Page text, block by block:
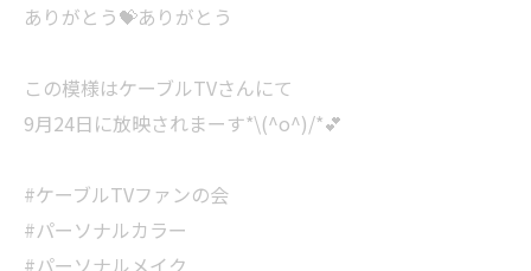
ありがとう💝ありがとう
この模様はケーブルTVさんにて
9月24日に放映されまーす*\(^o^)/*💕
#ケーブルTVファンの会
#パーソナルカラー
#パーソナルメイク